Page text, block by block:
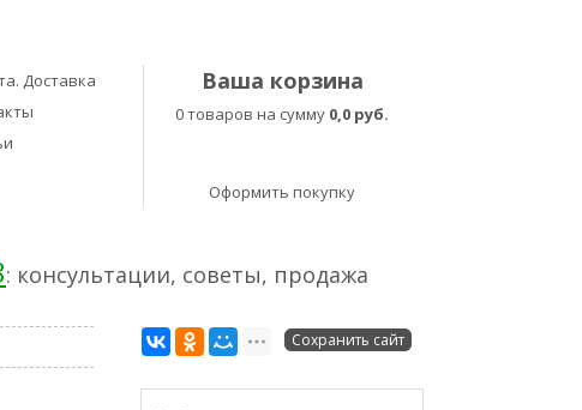
Доставка
Ваша корзина
0 товаров на сумму 0,0 руб.
Оформить покупку
: консультации, советы, продажа
Сохранить сайт